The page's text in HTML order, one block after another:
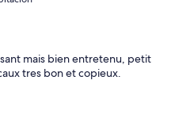
mais bien entretenu, petit
tres bon et copieux.